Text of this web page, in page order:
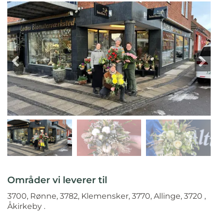
Områder vi leverer til
3700, Rønne, 3782, Klemensker, 3770, Allinge, 3720 ,
Åkirkeby .